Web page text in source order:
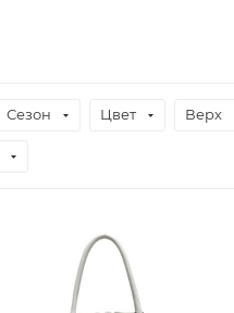
Сезон Цвет Верх